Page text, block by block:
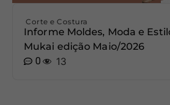
Corte e Costura
Informe Moldes, Moda e
Mukai edição Maio/2026
0
13